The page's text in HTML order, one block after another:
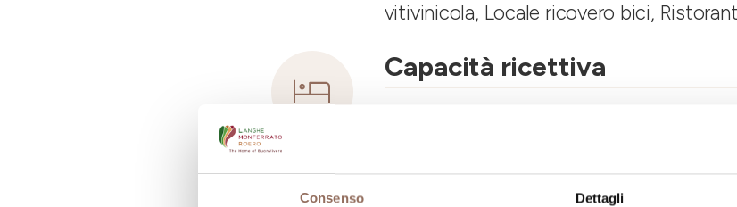
Consenso Dettagli
vitivinicola, Locale ricovero bici,
Capacità ricettiva